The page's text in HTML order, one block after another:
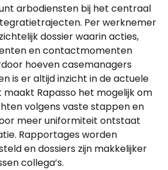
arbodiensten bij het centraal
Per werknemer
dossier waarin acties,
en contactmomenten
hoeven casemanagers
is er altijd inzicht in de actuele
maakt Rapasso het mogelijk om
volgens vaste stappen en
meer uniformiteit ontstaat
Rapportages worden
en dossiers zijn makkelijker
collega’s.